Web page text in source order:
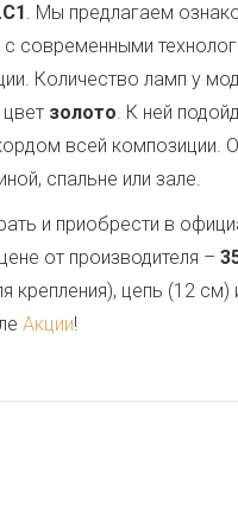
. Мы предлагаем
с современными
Количество ламп у
золото. К ней
всей композиции.
спальне или зале.
и приобрести в
от производителя –
крепления), цепь (12
Акции!